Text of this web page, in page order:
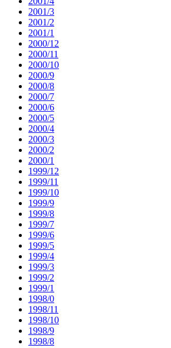
2001/3
2001/2
2001/1
2000/12
2000/11
2000/10
2000/9
2000/8
2000/7
2000/6
2000/5
2000/4
2000/3
2000/2
2000/1
1999/12
1999/11
1999/10
1999/9
1999/8
1999/7
1999/6
1999/5
1999/4
1999/3
1999/2
1999/1
1998/0
1998/11
1998/10
1998/9
1998/8